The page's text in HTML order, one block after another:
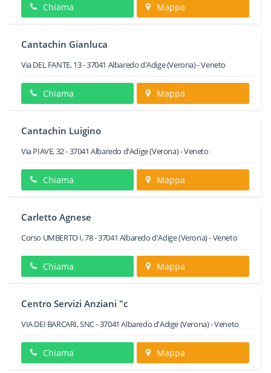
Chiama Mappa
Cantachin Gianluca
Via DEL FANTE, 13-37041 Albaredo d'Adige(Verona) -Veneto
Chiama Mappa
Cantachin Luigino
Via PIAVE, 32-37041 Albaredo d'Adige(Verona) -Veneto
Chiama Mappa
Carletto Agnese
Corso UMBERTO I, 78-37041 Albaredo d'Adige(Verona) -Veneto
Chiama Mappa
Centro Servizi Anziani "c
VIA DEI BARCARI, SNC-37041 Albaredo d'Adige(Verona) -Veneto
Chiama Mappa